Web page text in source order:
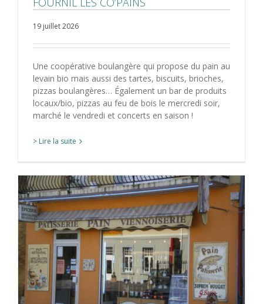
19 juillet 2026
Une coopérative boulangère qui propose du pain au
levain bio mais aussi des tartes, biscuits, brioches,
pizzas boulangères… Également un bar de produits
locaux/bio, pizzas au feu de bois le mercredi soir,
marché le vendredi et concerts en saison !
> Lire la suite